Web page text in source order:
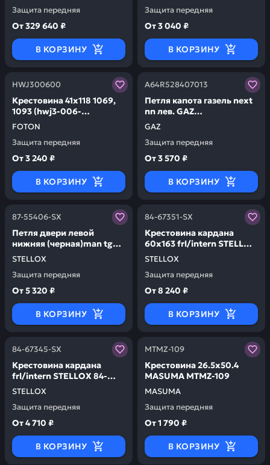
Защита передняя
От329 640 ₽
В КОРЗИНУ
Защита передняя
От3 040 ₽
В КОРЗИНУ
HWJ300600
FOTON
Крестовина 41x118 1069,
1093 (hwj3-006-
00/11170220000) FOTON
HWJ300600
Защита передняя
Заказывая запчасти у нас, вы получаете гарантию
От3 240 ₽
В КОРЗИНУ
А64R528407013
GAZ
Петля капота газель next
nn лев. GAZ
А64R528407013
Защита передняя
Заказывая запчасти у
От3 570 ₽
В КОРЗИНУ
87-55406-SX
STELLOX
Петля двери левой
нижняя (черная)man tga
m-l-lx/tgl/tgm/tgs/tgx
STELLOX 87-55406-SX
Защита передняя
Заказывая запчасти у нас, вы получаете гарантию
От5 320 ₽
В КОРЗИНУ
84-67351-SX
STELLOX
Крестовина кардана
60x163 frl/intern STELLOX
84-67351-SX
Защита передняя
Заказывая запчасти у
От8 240 ₽
В КОРЗИНУ
84-67345-SX
STELLOX
Крестовина кардана
frl/intern STELLOX 84-
67345-SX
Защита передняя
Заказывая запчасти у нас, вы получаете гарантию
От4 710 ₽
В КОРЗИНУ
MTMZ-109
MASUMA
Крестовина 26.5x50.4
MASUMA MTMZ-109
Защита передняя
Заказывая запчасти у
От1 790 ₽
В КОРЗИНУ